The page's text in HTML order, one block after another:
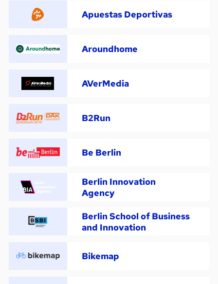
Apuestas Deportivas
Aroundhome
AVerMedia
B2Run
Be Berlin
Berlin Innovation
Agency
Berlin School of Business
and Innovation
Bikemap